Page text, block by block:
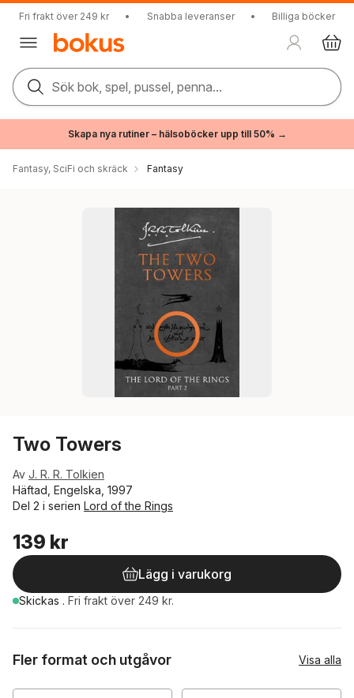
Fri frakt över 249 kr • Snabba leveranser • Billiga böcker
Sök bok, spel, pussel, penna...
Skapa nya rutiner – hälsoböcker upp till 50% →
Fantasy, SciFi och skräck Fantasy
Two Towers
Av J. R. R. Tolkien
Häftad, Engelska, 1997
Del 2 i serien Lord of the Rings
139 kr
Lägg i varukorg
Skickas . Fri frakt över 249 kr.
Fler format och utgåvor Visa alla